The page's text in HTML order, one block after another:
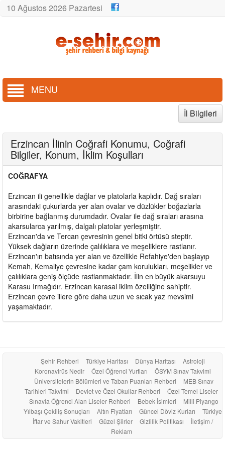
10 Ağustos 2026 Pazartesi
MENU
İl Bilgileri
Erzincan İlinin Coğrafi Konumu, Coğrafi
Bilgiler, Konum, İklim Koşulları
COĞRAFYA
Erzincan ili genellikle dağlar ve platolarla kaplıdır. Dağ sıraları
arasındaki çukurlarda yer alan ovalar ve düzlükler boğazlarla
birbirine bağlanmış durumdadır. Ovalar ile dağ sıraları arasına
akarsularca yarılmış, dalgalı platolar yerleşmiştir.
Erzincan'da ve Tercan çevresinin genel bitki örtüsü steptir.
Yüksek dağların üzerinde çalılıklara ve meşeliklere rastlanır.
Erzincan'ın batısında yer alan ve özellikle Refahiye'den başlayıp
Kemah, Kemaliye çevresine kadar çam korulukları, meşelikler ve
çalılıklara geniş ölçüde rastlanmaktadır. İlin en büyük akarsuyu
Karasu Irmağıdır. Erzincan karasal iklim özelliğine sahiptir.
Erzincan çevre illere göre daha uzun ve sıcak yaz mevsimi
yaşamaktadır.
Şehir Rehberi Türkiye Haritası Dünya Haritası
Astroloji
Koronavirüs Nedir
Özel Öğrenci Yurtları
ÖSYM Sınav Takvimi
Üniversitelerin Bölümleri ve Taban Puanları Rehberi
MEB Sınav
Tarihleri Takvimi
Devlet ve Özel Okullar Rehberi
Özel Temel Liseler
Sınavla Öğrenci Alan Liseler Rehberi
Bebek İsimleri
Milli Piyango
Yılbaşı Çekiliş Sonuçları
Altın Fiyatları Güncel Döviz Kurları
Türkiye
İftar ve Sahur Vakitleri
Güzel Şiirler Gizlilik Politikası
İletişim /
Reklam